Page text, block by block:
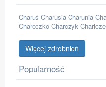
Charuś Charusia Charunia
Chareczko Charczyk
Więcej zdrobnień
Popularność